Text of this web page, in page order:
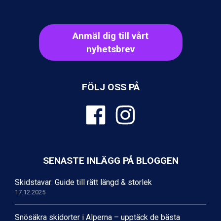
Zell am See från 6.295 kr.
Canazei från 7.195 kr.
Livigno från 5.595 kr.
Ponte di Legno från 7.395 kr.
Alleghe från 8.545 kr.
Bad Gastein från 6.295 kr.
La Thuile från 7.045 kr.
Cervinia från 8.245 kr.
Bad Hofgastein från 8.595 kr.
Champoluc från 5.945 kr.
Sestriere från 6.945 kr.
Anmäl dig till vårt
nyhetsbrev
FÖLJ OSS PÅ
SENASTE INLÄGG PÅ BLOGGEN
Skidstavar: Guide till rätt längd & storlek
17.12.2025
Snösäkra skidorter i Alperna – upptäck de bästa